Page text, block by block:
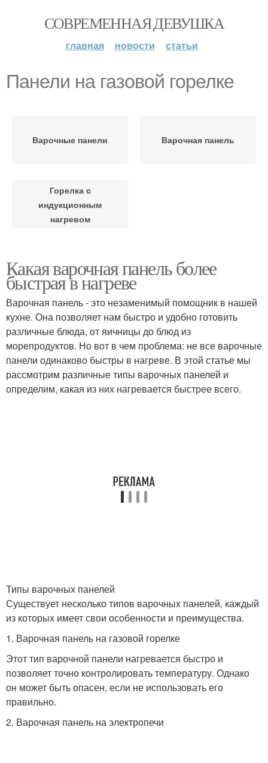
СОВРЕМЕННАЯ ДЕВУШКА
главная новости статьи
Панели на газовой горелке
Варочные панели Варочная панель
Горелка с
индукционным
нагревом
Какая варочная панель более
быстрая в нагреве
Варочная панель - это незаменимый помощник в нашей
кухне. Она позволяет нам быстро и удобно готовить
различные блюда, от яичницы до блюд из
морепродуктов. Но вот в чем проблема: не все варочные
панели одинаково быстры в нагреве. В этой статье мы
рассмотрим различные типы варочных панелей и
определим, какая из них нагревается быстрее всего.
Типы варочных панелей
Существует несколько типов варочных панелей, каждый
из которых имеет свои особенности и преимущества.
1. Варочная панель на газовой горелке
Этот тип варочной панели нагревается быстро и
позволяет точно контролировать температуру. Однако
он может быть опасен, если не использовать его
правильно.
2. Варочная панель на электропечи